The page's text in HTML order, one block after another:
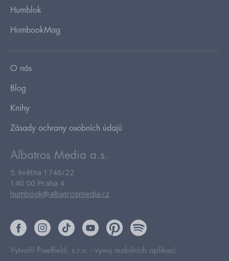
Humblok
HumbookMag
O nás
Blog
Knihy
Zásady ochrany osobních údajů
Albatros Media a.s.
5. května 1746/22
140 00 Praha 4
humbook@albatrosmedia.cz
Vytvořil Pixelfield, s.r.o. - vývoj mobilních aplikací